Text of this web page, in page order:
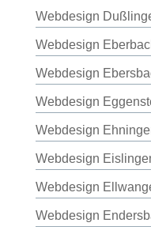
Webdesign
Webdesign
Webdesign
Webdesign
Webdesign
Webdesign
Webdesign
Webdesign